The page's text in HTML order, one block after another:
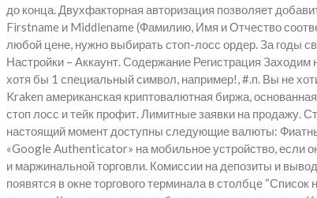
до конца. Двухфакторная авторизация позволяет
Firstname и Middlename (Фамилию, Имя и Отчество
любой цене, нужно выбирать стоп-лосс ордер. За годы
Настройки – Аккаунт. Содержание Регистрация
хотя бы 1 специальный символ, например!, #.п. Вы не
Kraken американская криптовалютная биржа,
стоп лосс и тейк профит. Лимитные заявки на
настоящий момент доступны следующие валюты:
«Google Authenticator» на мобильное устройство, если
и маржинальной торговли. Комиссии на депозиты и
появятся в окне торгового терминала в столбце